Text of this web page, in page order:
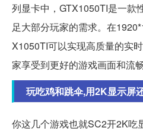
列显卡中，GTX1050TI是一款
足大部分玩家的需求。在
X1050TI可以实现高质量的实
家享受到更好的游戏画面和流
玩吃鸡和跳伞,用2K显示屏
你这几个游戏也就SC2开2K吃